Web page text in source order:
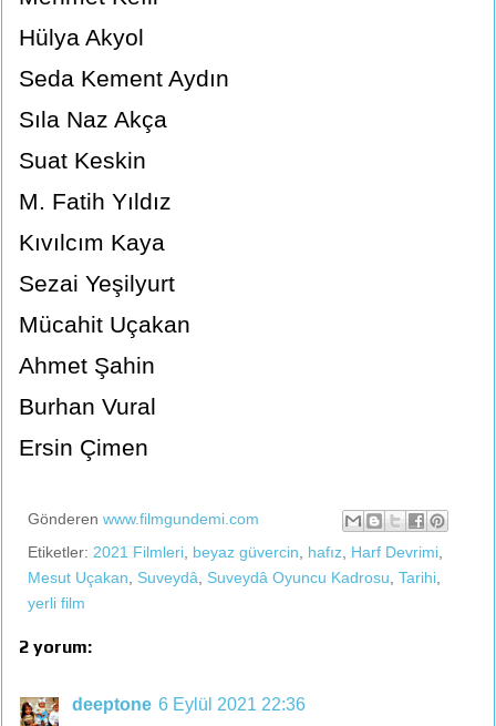
Hülya Akyol
Seda Kement Aydın
Sıla Naz Akça
Suat Keskin
M. Fatih Yıldız
Kıvılcım Kaya
Sezai Yeşilyurt
Mücahit Uçakan
Ahmet Şahin
Burhan Vural
Ersin Çimen
Gönderen www.filmgundemi.com
Etiketler: 2021 Filmleri beyaz güvercin hafız Harf Devrimi
Mesut Uçakan
Suveydâ Suveydâ Oyuncu Kadrosu Tarihi
yerli film
2 yorum:
deeptone 6 Eylül 2021 22:36